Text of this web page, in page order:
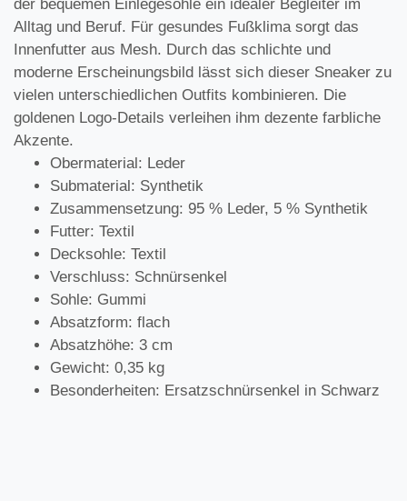
der bequemen Einlegesohle ein idealer Begleiter im
Alltag und Beruf. Für gesundes Fußklima sorgt das
Innenfutter aus Mesh. Durch das schlichte und
moderne Erscheinungsbild lässt sich dieser Sneaker zu
vielen unterschiedlichen Outfits kombinieren. Die
goldenen Logo-Details verleihen ihm dezente farbliche
Akzente.
Obermaterial: Leder
Submaterial: Synthetik
Zusammensetzung: 95 % Leder, 5 % Synthetik
Futter: Textil
Decksohle: Textil
Verschluss: Schnürsenkel
Sohle: Gummi
Absatzform: flach
Absatzhöhe: 3 cm
Gewicht: 0,35 kg
Besonderheiten: Ersatzschnürsenkel in Schwarz